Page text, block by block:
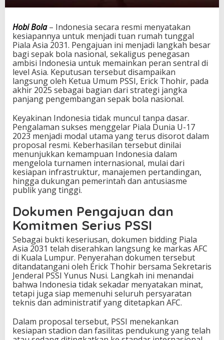
a
d
d
a
t
T
u
a
n
u
m
a
h
P
i
a
l
a
i
a
2
0
3
1
Hobi Bola– Indonesia secara resmi menyatakan
kesiapannya untuk menjadi tuan rumah tunggal
Piala Asia 2031. Pengajuan ini menjadi langkah besar
bagi sepak bola nasional, sekaligus penegasan
ambisi Indonesia untuk memainkan peran sentral di
level Asia. Keputusan tersebut disampaikan
langsung oleh Ketua Umum PSSI, Erick Thohir, pada
akhir 2025 sebagai bagian dari strategi jangka
panjang pengembangan sepak bola nasional.
Keyakinan Indonesia tidak muncul tanpa dasar.
Pengalaman sukses menggelar Piala Dunia U-17
2023 menjadi modal utama yang terus disorot dalam
proposal resmi. Keberhasilan tersebut dinilai
menunjukkan kemampuan Indonesia dalam
mengelola turnamen internasional, mulai dari
kesiapan infrastruktur, manajemen pertandingan,
hingga dukungan pemerintah dan antusiasme
publik yang tinggi.
Dokumen Pengajuan dan
Komitmen Serius PSSI
Sebagai bukti keseriusan, dokumen bidding Piala
Asia 2031 telah diserahkan langsung ke markas AFC
di Kuala Lumpur. Penyerahan dokumen tersebut
ditandatangani oleh Erick Thohir bersama Sekretaris
Jenderal PSSI Yunus Nusi. Langkah ini menandai
bahwa Indonesia tidak sekadar menyatakan minat,
tetapi juga siap memenuhi seluruh persyaratan
teknis dan administratif yang ditetapkan AFC.
Dalam proposal tersebut, PSSI menekankan
kesiapan stadion dan fasilitas pendukung yang telah